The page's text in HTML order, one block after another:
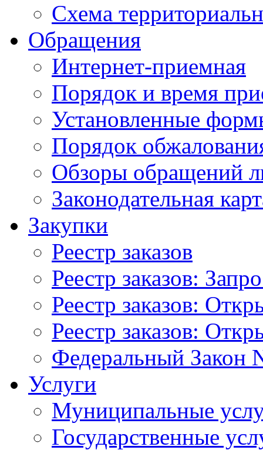
Схема
Обращения
Интернет-приемная
Порядок и время
Установленные
Порядок
Обзоры обращений
Законодательная
Закупки
Реестр заказов
Реестр заказов:
Реестр заказов:
Реестр заказов:
Федеральный Закон
Услуги
Муниципальные
Государственные